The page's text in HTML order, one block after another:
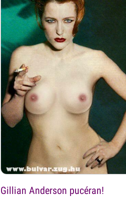
Gillian Anderson pucéran!